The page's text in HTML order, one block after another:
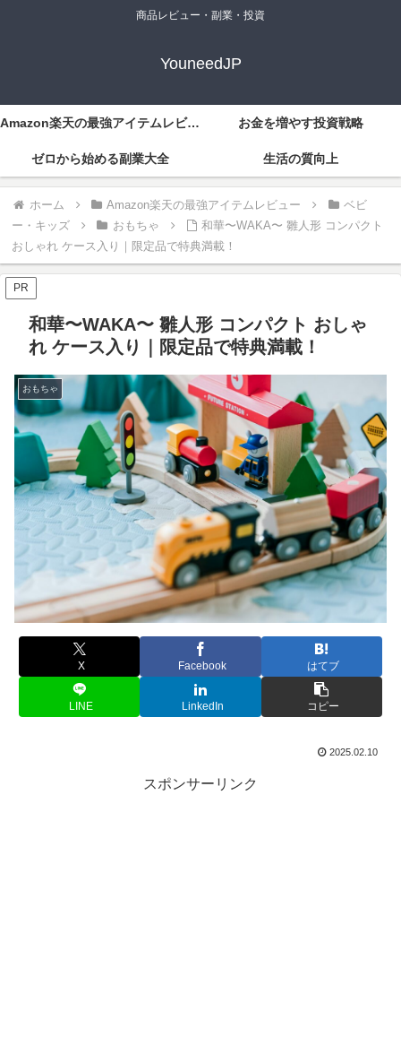
商品レビュー・副業・投資
YouneedJP
Amazon楽天の最強アイテムレビュー お金を増やす投資戦略
ゼロから始める副業大全 生活の質向上
ホーム Amazon楽天の最強アイテムレビュー
ベビ
ー・キッズ
おもちゃ
和華〜WAKA〜 雛人形 コンパクト
おしゃれ ケース入り｜限定品で特典満載！
PR
和華〜WAKA〜 雛人形 コンパクト おしゃ
れ ケース入り｜限定品で特典満載！
おもちゃ
X Facebook はてブ
LINE LinkedIn コピー
2025.02.10
スポンサーリンク